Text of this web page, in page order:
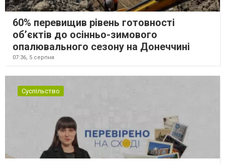
60% перевищив рівень готовності
об’єктів до осінньо-зимового
опалювального сезону на Донеччині
07:36, 5 серпня
Суспільство